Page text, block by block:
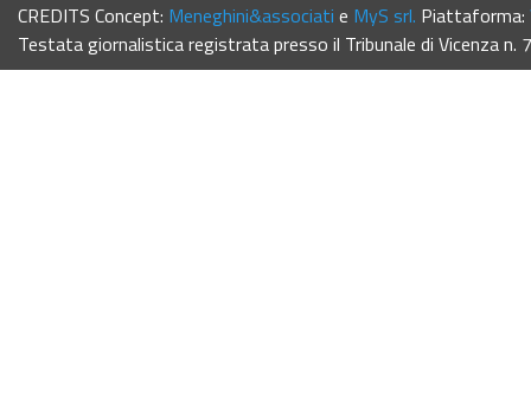
CREDITS Concept: Meneghini&associati e MyS srl. Piattaforma:
Testata giornalistica registrata presso il Tribunale di Vicenza n.